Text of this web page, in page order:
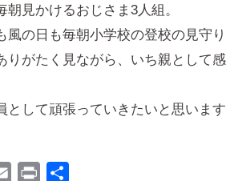
朝見かけるおじさま3人組。
風の日も毎朝小学校の登校の見守
りがたく見ながら、いち親として
として頑張っていきたいと思いま
Email Print